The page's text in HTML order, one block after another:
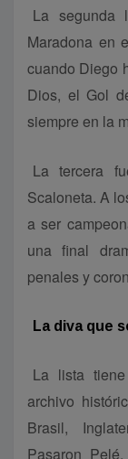
La segunda
Maradona en
cuando Diego
Dios, el Gol
siempre en la
La tercera
Scaloneta. A
a ser
una final
penales y
La diva que
La lista
archivo
Brasil,
Pasaron